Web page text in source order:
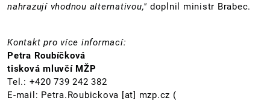
nahrazují vhodnou alternativou," doplnil ministr Brabec.
Kontakt pro více informací:
Petra Roubíčková
tisková mluvčí MŽP
Tel.: +420 739 242 382
E-mail: Petra.Roubickova [at] mzp.cz (